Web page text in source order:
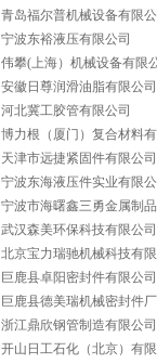
青岛福尔普机械设备有限
宁波东裕液压有限公司
伟攀(上海）机械设备有限
安徽日尊润滑油脂有限公司
河北冀工胶管有限公司
博力根（厦门）复合材料
天津市远捷紧固件有限公司
宁波东海液压件实业有限
宁波市海曙鑫三勇金属制
武汉森美环保科技有限公司
北京宝力瑞驰机械科技有
巨鹿县卓阳密封件有限公司
巨鹿县德美瑞机械密封件厂
浙江鼎欣钢管制造有限公司
开山日工石化（北京）有